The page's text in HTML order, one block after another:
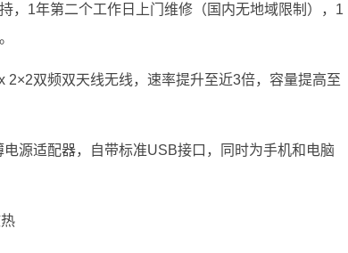
1年第二个工作日上门维修（国内无地域限制），1
双频双天线无线，速率提升至近3倍，容量提高至
适配器，自带标准USB接口，同时为手机和电脑